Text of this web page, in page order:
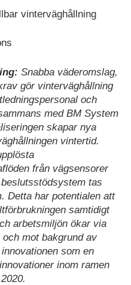
vinterväghållning
Snabba väderomslag,
gör vinterväghållning
och
med BM System
skapar nya
vintertid.
från vägsensorer
tas
Detta har potentialen att
samtidigt
arbetsmiljön ökar via
mot bakgrund av
som en
inom ramen